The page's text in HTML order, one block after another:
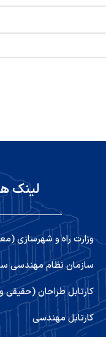
لینک
وزارت راه و شهرسازی
سازمان نظام مهندسی
کارتابل طراحان
کارتابل مهندسی